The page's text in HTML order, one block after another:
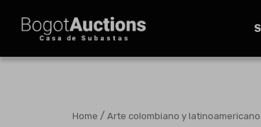
Home / Arte colombiano y